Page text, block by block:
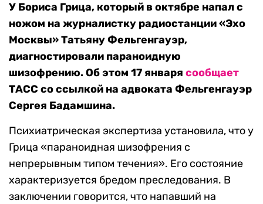
У Бориса Грица, который в октябре напал с
ножом на журналистку радиостанции «Эхо
Москвы» Татьяну Фельгенгауэр,
диагностировали параноидную
шизофрению. Об этом 17 января сообщает
ТАСС со ссылкой на адвоката Фельгенгауэр
Сергея Бадамшина.
Психиатрическая экспертиза установила, что у
Грица «параноидная шизофрения с
непрерывным типом течения». Его состояние
характеризуется бредом преследования. В
заключении говорится, что напавший на